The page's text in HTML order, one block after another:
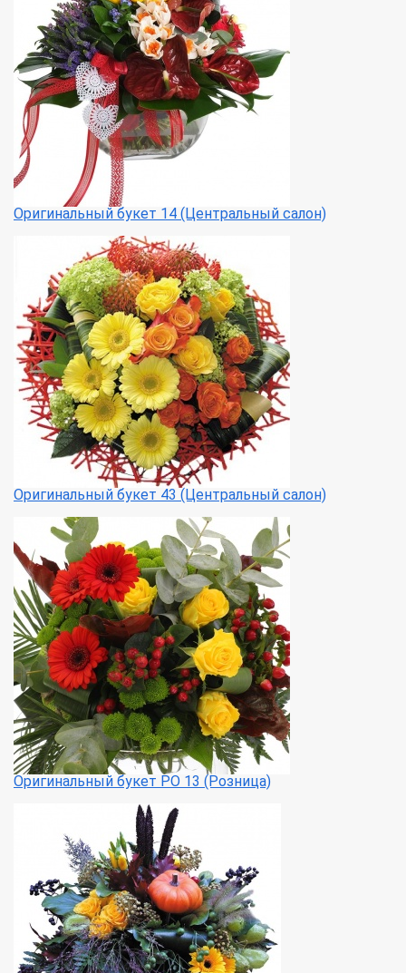
Оригинальный букет 14 (Центральный салон)
Оригинальный букет 43 (Центральный салон)
Оригинальный букет РО 13 (Розница)